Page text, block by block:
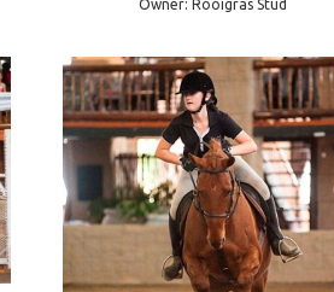
Owner: Rooigras Stud